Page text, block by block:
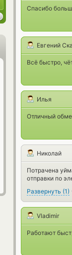
Спасибо
Евгений
Всё быстро,
Илья
Отличный
Николай
Потрачена
отправки по
Развернуть (1)
Vladimir
Работают